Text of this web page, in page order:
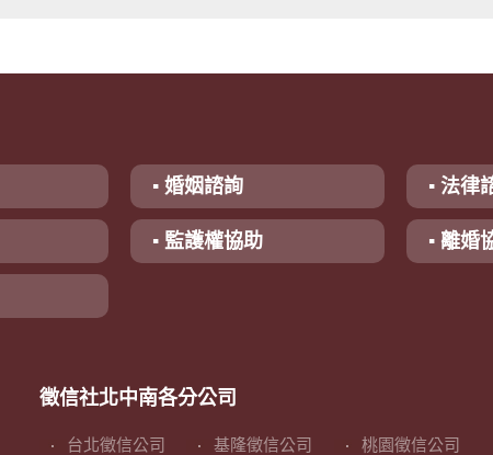
▪ 婚姻諮詢 ▪ 法律
▪ 監護權協助 ▪ 離婚
徵信社北中南各分公司
台北徵信公司 基隆徵信公司 桃園徵信公司